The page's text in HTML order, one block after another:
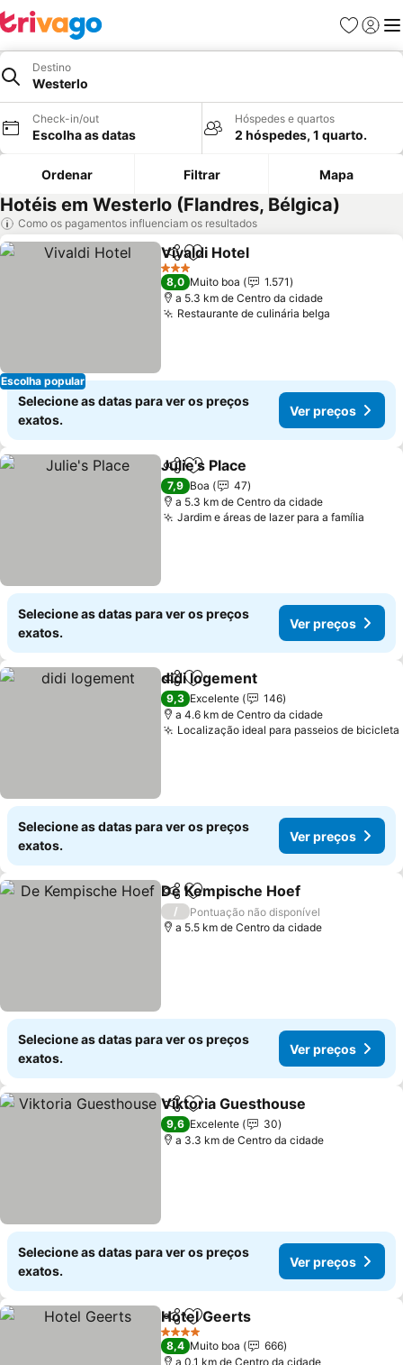
Favoritos
Iniciar
Destino
Westerlo
Check-in/out
Escolha as datas
Hóspedes e quartos
2 hóspedes, 1 quarto.
Ordenar Filtrar Mapa
Hotéis em Westerlo (Flandres, Bélgica)
Como os pagamentos influenciam os resultados
Escolha popular
PartilharAdicionar aos favoritos
Vivaldi Hotel
3 Estrelas
8,0 Muito boa
1.571
a 5.3 km de Centro da cidade
Restaurante de culinária belga
Selecione as datas para ver os preços
exatos.
Ver preços
PartilharAdicionar aos favoritos
Julie's Place
7,9 Boa
47
a 5.3 km de Centro da cidade
Jardim e áreas de lazer para a família
Selecione as datas para ver os preços
exatos.
Ver preços
PartilharAdicionar aos favoritos
didi logement
9,3 Excelente
146
a 4.6 km de Centro da cidade
Localização ideal para passeios de bicicleta
Selecione as datas para ver os preços
exatos.
Ver preços
PartilharAdicionar aos favoritos
De Kempische Hoef
/
Pontuação não disponível
a 5.5 km de Centro da cidade
Selecione as datas para ver os preços
exatos.
Ver preços
PartilharAdicionar aos favoritos
Viktoria Guesthouse
9,6 Excelente
30
a 3.3 km de Centro da cidade
Selecione as datas para ver os preços
exatos.
Ver preços
PartilharAdicionar aos favoritos
Hotel Geerts
4 Estrelas
8,4 Muito boa
666
a 0.1 km de Centro da cidade